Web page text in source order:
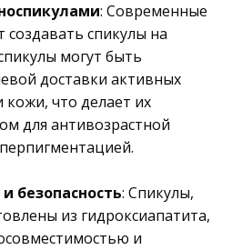
: Современные
спикулы на
могут быть
доставки активных
что делает их
для антивозрастной
безопасность: Спикулы,
из гидроксиапатита,
и